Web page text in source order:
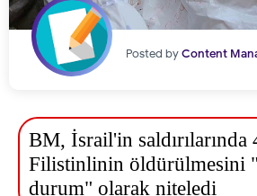
Posted byContent
BM, İsrail'in saldırılarında
Filistinlinin öldürülmesini
durum" olarak niteledi